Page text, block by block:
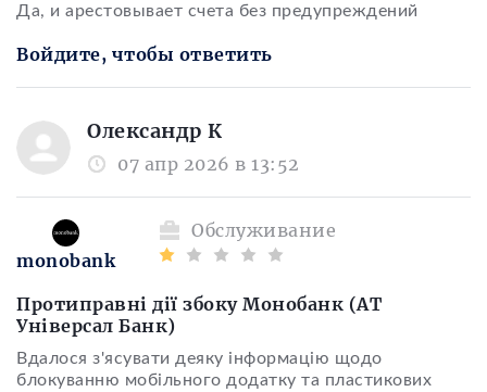
Да, и арестовывает счета без предупреждений
Войдите, чтобы ответить
Олександр К
07 апр 2026 в 13:52
Обслуживание
monobank
Протиправні дії збоку Монобанк (АТ
Універсал Банк)
Вдалося з'ясувати деяку інформацію щодо
блокуванню мобільного додатку та пластикових